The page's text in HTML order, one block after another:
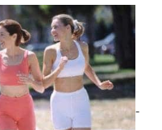
-